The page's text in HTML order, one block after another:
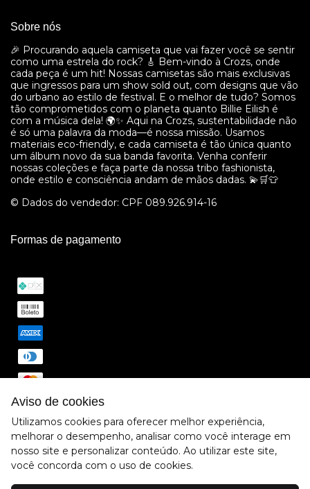
Aviso de cookies
Utilizamos cookies para oferecer melhor experiência,
melhorar o desempenho, analisar como você interage em
nosso site e personalizar conteúdo. Ao utilizar este site,
você concorda com o uso de cookies.
Sobre nós
🎉 Procurando aquela camiseta que vai fazer você se sentir
como uma estrela do rock? 🎸 Bem-vindo à Crozs, onde
cada peça é um hit! Nossas camisetas são mais exclusivas
que ingressos para um show sold out, com designs que vão
do urbano ao estilo de festival. E o melhor de tudo? Somos
tão comprometidos com o planeta quanto Billie Eilish é
com a música dela! 🌍✨ Aqui na Crozs, sustentabilidade não
é só uma palavra da moda—é nossa missão. Usamos
materiais eco-friendly, e cada camiseta é tão única quanto
um álbum novo da sua banda favorita. Venha conferir
nossas coleções e faça parte da nossa tribo fashionista,
onde estilo e consciência andam de mãos dadas. 💫🛒👕
© Dados do vendedor: CPF 089.926.914-16
Formas de pagamento